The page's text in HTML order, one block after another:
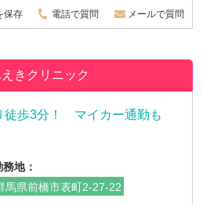
保存 電話で質問 メールで質問
きクリニック
歩3分！ マイカー通勤も
務地：
馬県前橋市表町2-27-22